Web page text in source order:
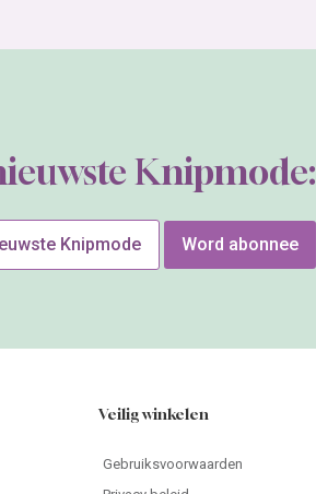
Knipmode:
Knipmode Word abonnee
Veilig winkelen
Gebruiksvoorwaarden